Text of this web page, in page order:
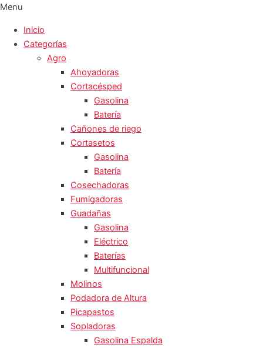
Menu
Inicio
Categorías
Agro
Ahoyadoras
Cortacésped
Gasolina
Batería
Cañones de riego
Cortasetos
Gasolina
Batería
Cosechadoras
Fumigadoras
Guadañas
Gasolina
Eléctrico
Baterías
Multifuncional
Molinos
Podadora de Altura
Picapastos
Sopladoras
Gasolina Espalda